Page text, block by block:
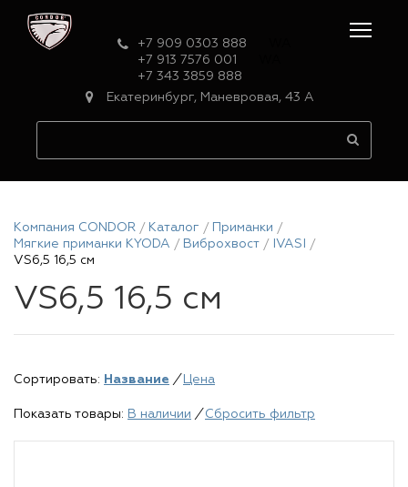
+7 909 0303 888
+7 913 7576 001
+7 343 3859 888
Екатеринбург, Маневровая, 43 А
Компания CONDOR Каталог
Приманки
Мягкие приманки KYODA
Виброхвост
IVASI
VS6,5 16,5 см
VS6,5 16,5 см
Сортировать: Название / Цена
Показать товары: В наличии / Сбросить фильтр